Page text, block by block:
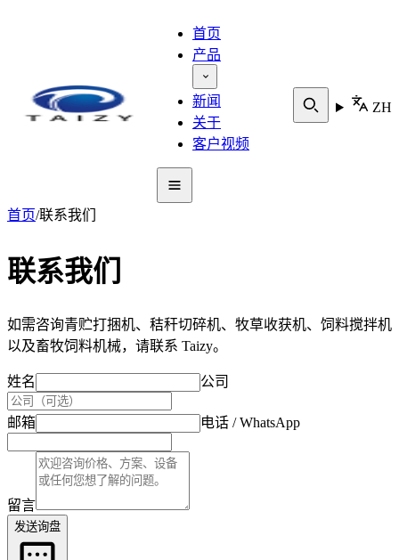
首页
产品
新闻
关于
客户视频
ZH
首页/联系我们
联系我们
如需咨询青贮打捆机、秸秆切碎机、牧草收获机、饲料搅拌机
以及畜牧饲料机械，请联系 Taizy。
姓名 公司
邮箱 电话 / WhatsApp
留言
发送询盘